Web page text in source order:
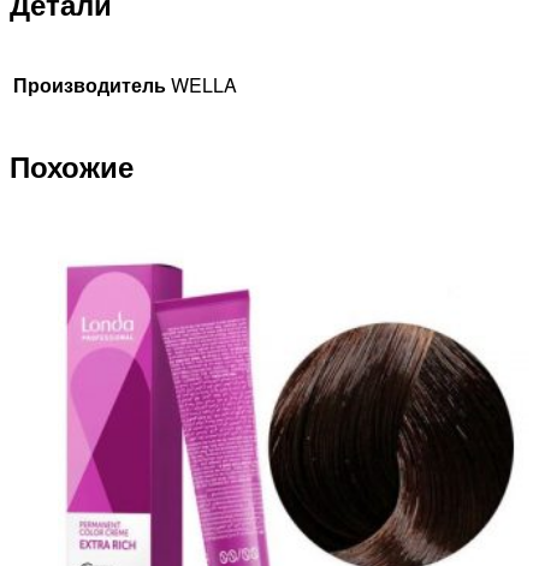
ПроизводительWELLA
Похожие